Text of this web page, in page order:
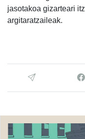
jasotakoa gizarteari
argitaratzaileak.